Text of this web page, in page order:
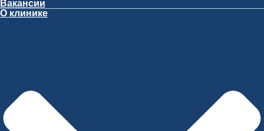
Вакансии
О клинике